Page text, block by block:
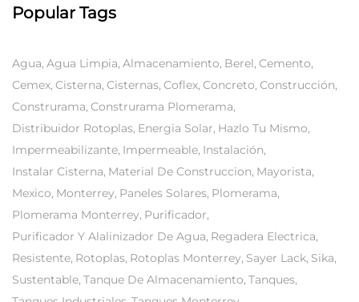
Popular Tags
Agua Agua Limpia Almacenamiento Berel Cemento
Cemex Cisterna Cisternas Coflex Concreto Construcción
Construrama Construrama Plomerama
Distribuidor Rotoplas Energia Solar Hazlo Tu Mismo
Impermeabilizante Impermeable Instalación
Instalar Cisterna Material De Construccion Mayorista
Mexico Monterrey Paneles Solares Plomerama
Plomerama Monterrey Purificador
Purificador Y Alalinizador De Agua Regadera Electrica
Resistente Rotoplas Rotoplas Monterrey Sayer Lack Sika
Sustentable Tanque De Almacenamiento Tanques